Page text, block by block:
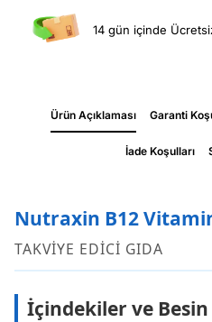
14 gün içinde
Ürün Açıklaması Garanti
İade Koşulları
Nutraxin B12
TAKVİYE EDİCİ GIDA
İçindekiler ve